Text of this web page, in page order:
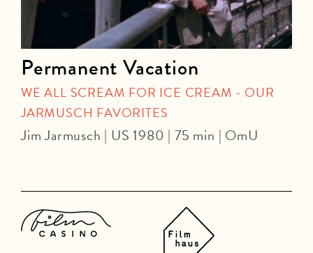
Permanent Vacation
WE ALL SCREAM FOR ICE CREAM - OUR
JARMUSCH FAVORITES
Jim Jarmusch | US 1980 | 75 min | OmU